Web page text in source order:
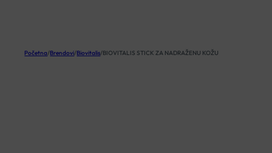
Početna/Brendovi/Biovitalis/BIOVITALIS STICK ZA NADRAŽENU KOŽU